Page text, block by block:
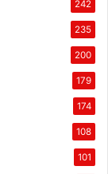
242
235
200
179
174
108
101